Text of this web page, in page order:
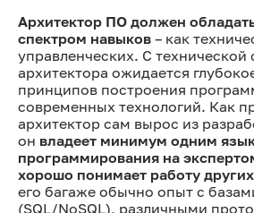
Архитектор ПО должен
спектром навыков – как
управленческих. С технической
архитектора ожидается
принципов построения
современных технологий. Как
архитектор сам вырос из
он владеет минимум одним
программирования на
хорошо понимает работу
его багаже обычно опыт с
(SQL/NoSQL), различными